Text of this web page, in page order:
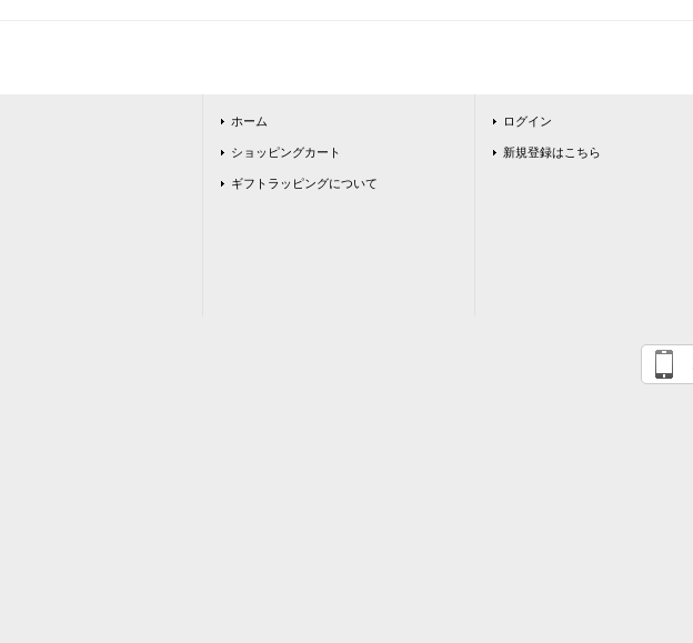
ホーム
ショッピングカート
ギフトラッピングについて
ログイン
新規登録はこちら